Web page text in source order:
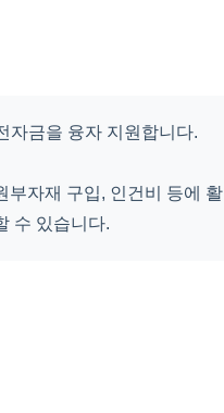
자금을 융자 지원합니다.
부자재 구입, 인건비 등에 활
수 있습니다.